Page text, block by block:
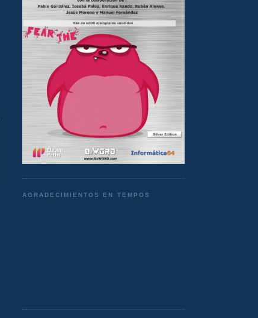
AGRADECIMIENTOS EN TEMPOS